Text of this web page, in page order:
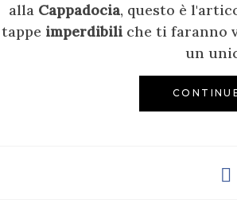
alla Cappadocia, questo è
tappe imperdibiliche ti faranno
un